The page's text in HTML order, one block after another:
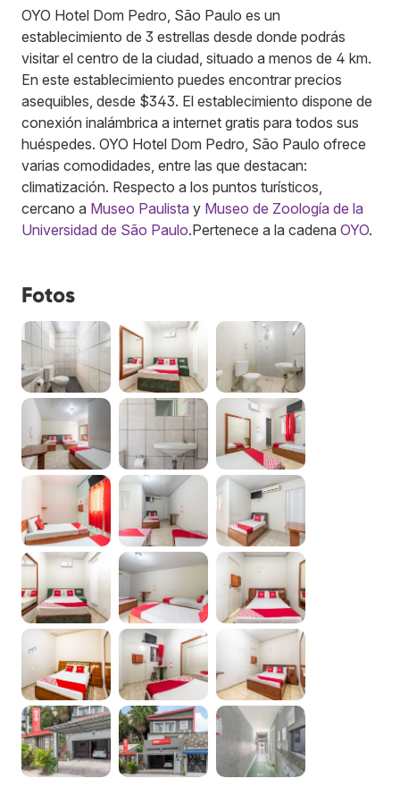
OYO Hotel Dom Pedro, São Paulo es un
establecimiento de 3 estrellas desde donde podrás
visitar el centro de la ciudad, situado a menos de 4 km.
En este establecimiento puedes encontrar precios
asequibles, desde $343. El establecimiento dispone de
conexión inalámbrica a internet gratis para todos sus
huéspedes. OYO Hotel Dom Pedro, São Paulo ofrece
varias comodidades, entre las que destacan:
climatización. Respecto a los puntos turísticos,
cercano a Museo Paulista y Museo de Zoología de la
Universidad de São Paulo.Pertenece a la cadena OYO.
Fotos